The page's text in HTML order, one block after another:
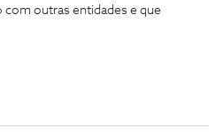
outras entidades e que